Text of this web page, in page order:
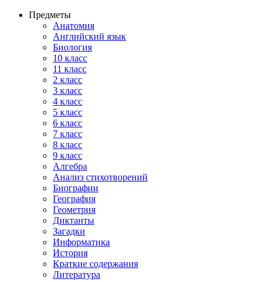
Предметы
Анатомия
Английский язык
Биология
10 класс
11 класс
2 класс
3 класс
4 класс
5 класс
6 класс
7 класс
8 класс
9 класс
Алгебра
Анализ стихотворений
Биографии
География
Геометрия
Диктанты
Загадки
Информатика
История
Краткие содержания
Литература